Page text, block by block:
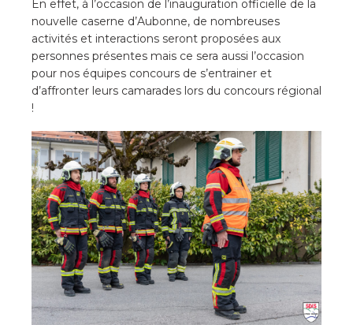
En effet, à l’occasion de l’inauguration officielle de la
nouvelle caserne d’Aubonne, de nombreuses
activités et interactions seront proposées aux
personnes présentes mais ce sera aussi l’occasion
pour nos équipes concours de s’entrainer et
d’affronter leurs camarades lors du concours régional
!